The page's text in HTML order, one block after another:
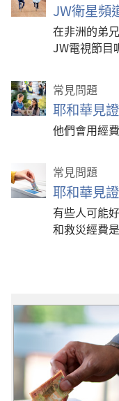
JW衛星頻
在非洲的弟
JW電視節目
常見問題
耶和華見
他們會用經
常見問題
耶和華見
有些人可能
和救災經費